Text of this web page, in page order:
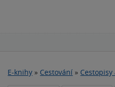
E-knihy » Cestování »